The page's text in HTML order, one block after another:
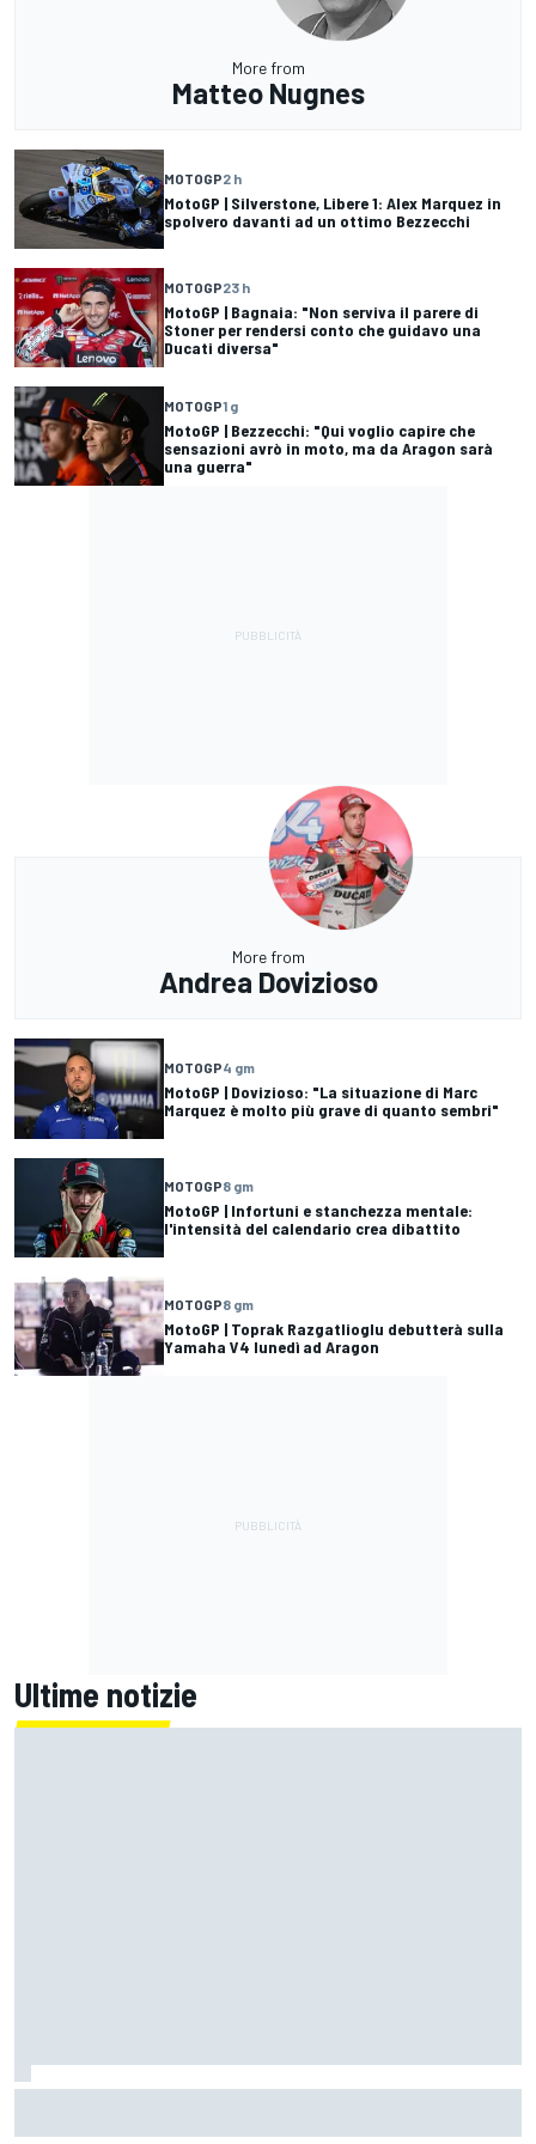
More from
Matteo Nugnes
MOTOGP2 h
MotoGP | Silverstone, Libere 1: Alex Marquez in
spolvero davanti ad un ottimo Bezzecchi
MOTOGP23 h
MotoGP | Bagnaia: "Non serviva il parere di
Stoner per rendersi conto che guidavo una
Ducati diversa"
MOTOGP1 g
MotoGP | Bezzecchi: "Qui voglio capire che
sensazioni avrò in moto, ma da Aragon sarà
una guerra"
More from
Andrea Dovizioso
MOTOGP4 gm
MotoGP | Dovizioso: "La situazione di Marc
Marquez è molto più grave di quanto sembri"
MOTOGP8 gm
MotoGP | Infortuni e stanchezza mentale:
l'intensità del calendario crea dibattito
MOTOGP8 gm
MotoGP | Toprak Razgatlioglu debutterà sulla
Yamaha V4 lunedì ad Aragon
Ultime notizie